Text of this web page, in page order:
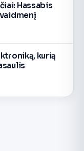
Hassabis
kurią